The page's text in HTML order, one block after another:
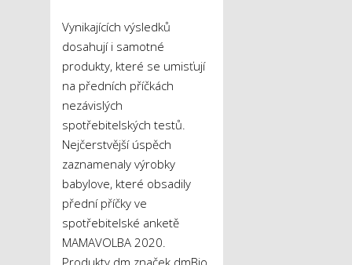
Vynikajících výsledků
dosahují i samotné
produkty, které se umisťují
na předních příčkách
nezávislých
spotřebitelských testů.
Nejčerstvější úspěch
zaznamenaly výrobky
babylove, které obsadily
přední příčky ve
spotřebitelské anketě
MAMAVOLBA 2020.